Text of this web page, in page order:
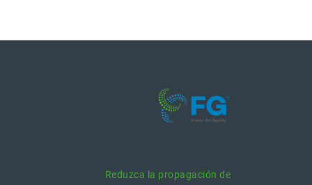
Reduzca la propagación de